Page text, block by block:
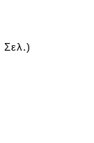
Σελ.)